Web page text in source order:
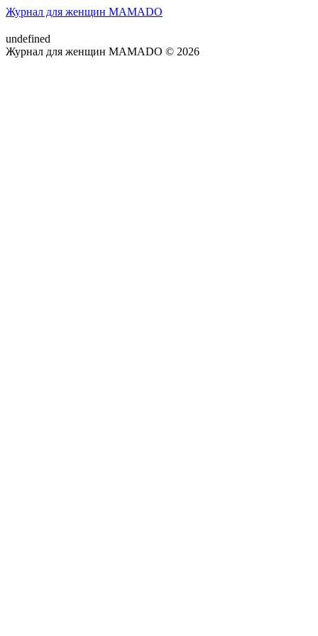
Журнал для женщин MAMADO
undefined
Журнал для женщин MAMADO © 2026